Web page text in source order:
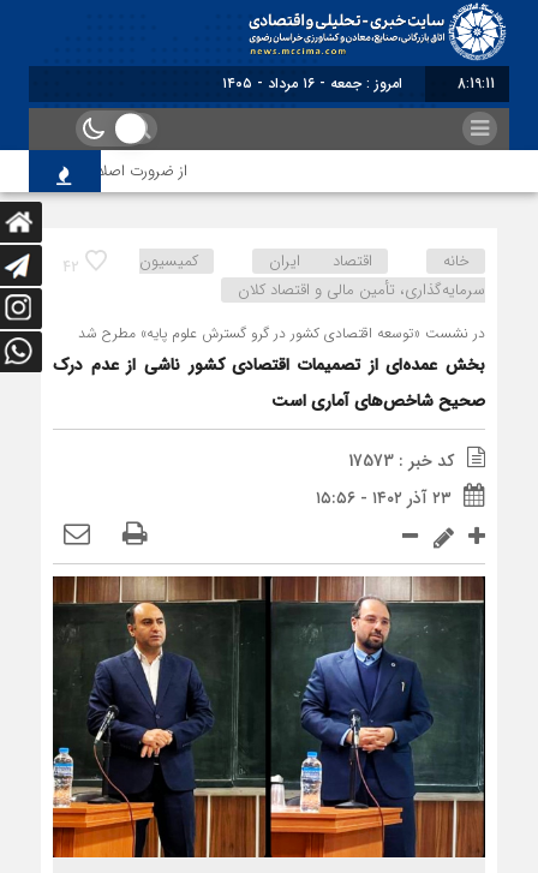
8:19:12 برابر با : Friday - 7 August - 2026
از ضرورت اصلاح رویه‌های
42 خانه اقتصاد ایران
کمیسیون
سرمایه‌گذاری، تأمین مالی و اقتصاد کلان
در نشست «توسعه اقتصادی کشور در گرو گسترش علوم پایه» مطرح شد
بخش عمده‌ای از تصمیمات اقتصادی کشور ناشی از عدم درک
صحیح شاخص‌های آماری است
کد خبر : 17573
۲۳ آذر ۱۴۰۲ - ۱۵:۵۶